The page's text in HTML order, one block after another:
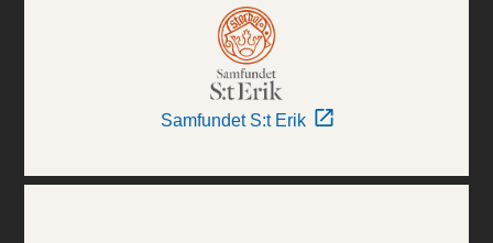
Samfundet S:t Erik